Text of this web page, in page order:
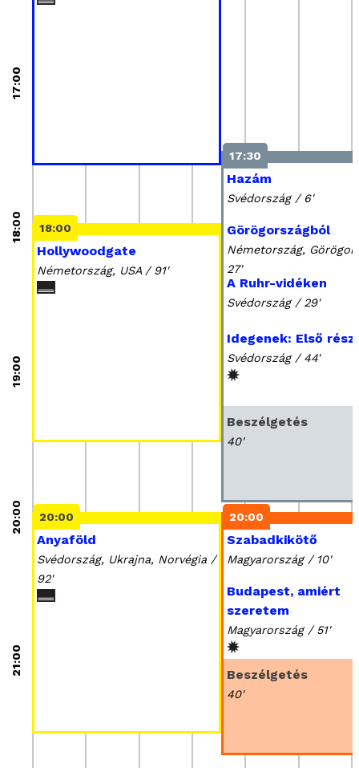
17:00
18:00
19:00
20:00
21:00
20:00
Anyaföld
Svédország, Ukrajna, Norvégia /
92'
18:00
Hollywoodgate
Németország, USA / 91'
Budapest, amiért
szeretem
Magyarország / 51'
20:00
Szabadkikötő
Magyarország / 10'
17:30
Hazám
Svédország / 6'
Idegenek: Első rész
Svédország / 44'
A Ruhr-vidéken
Svédország / 29'
Görögországból
Németország,
27'
Beszélgetés
40'
Beszélgetés
40'